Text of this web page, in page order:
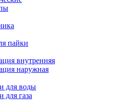
пайки
внутренняя
наружная
для воды
для газа